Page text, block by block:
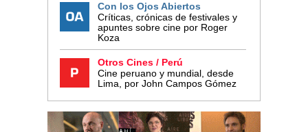
Con los Ojos Abiertos
Críticas, crónicas de festivales y
apuntes sobre cine por Roger
Koza
Otros Cines / Perú
Cine peruano y mundial, desde
Lima, por John Campos Gómez